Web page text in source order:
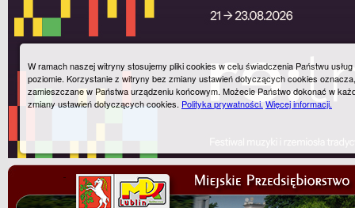
W ramach naszej witryny stosujemy pliki cookies w celu świadczenia Państwu
poziomie. Korzystanie z witryny bez zmiany ustawień dotyczących cookies
zamieszczane w Państwa urządzeniu końcowym. Możecie Państwo dokonać w
zmiany ustawień dotyczących cookies. Polityka prywatności.Więcej informacji.